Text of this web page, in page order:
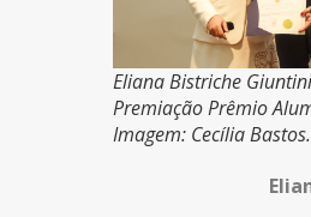
Eliana Bistriche
Premiação Prêmio
Imagem: Cecília Bastos.